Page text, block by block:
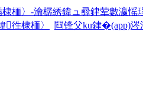
栭〉-瀹樼綉鍏ュ彛銉荤數瀛愮
徃棣栭〉
閰锋父ku銉�(app)